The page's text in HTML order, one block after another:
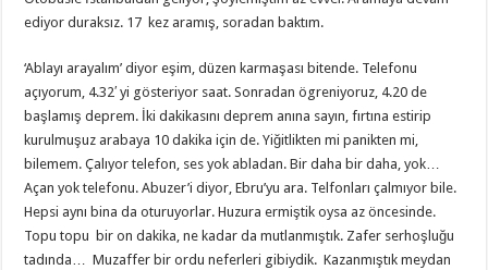
ediyor duraksız. 17 kez aramış, soradan baktım.
‘Ablayı arayalım’ diyor eşim, düzen karmaşası bitende. Telefonu
açıyorum, 4.32′ yi gösteriyor saat. Sonradan ögreniyoruz, 4.20 de
başlamış deprem. İki dakikasını deprem anına sayın, fırtına estirip
kurulmuşuz arabaya 10 dakika için de. Yiğitlikten mi panikten mi,
bilemem. Çalıyor telefon, ses yok abladan. Bir daha bir daha, yok…
Açan yok telefonu. Abuzer’i diyor, Ebru’yu ara. Telfonları çalmıyor bile.
Hepsi aynı bina da oturuyorlar. Huzura ermiştik oysa az öncesinde.
Topu topu bir on dakika, ne kadar da mutlanmıştık. Zafer serhoşluğu
tadında… Muzaffer bir ordu neferleri gibiydik. Kazanmıştık meydan